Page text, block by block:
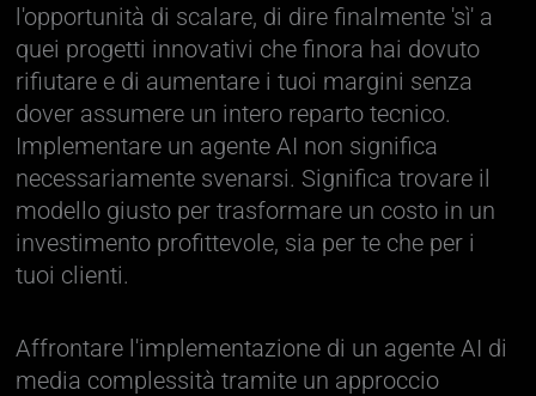
l'opportunità di scalare, di dire finalmente 'sì' a
quei progetti innovativi che finora hai dovuto
rifiutare e di aumentare i tuoi margini senza
dover assumere un intero reparto tecnico.
Implementare un agente AI non significa
necessariamente svenarsi. Significa trovare il
modello giusto per trasformare un costo in un
investimento profittevole, sia per te che per i
tuoi clienti.
Affrontare l'implementazione di un agente AI di
media complessità tramite un approccio